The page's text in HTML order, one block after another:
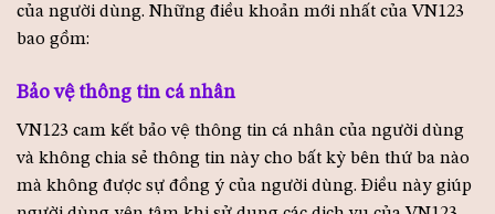
của người dùng. Những điều khoản mới nhất của VN123
bao gồm:
Bảo vệ thông tin cá nhân
VN123 cam kết bảo vệ thông tin cá nhân của người dùng
và không chia sẻ thông tin này cho bất kỳ bên thứ ba nào
mà không được sự đồng ý của người dùng. Điều này giúp